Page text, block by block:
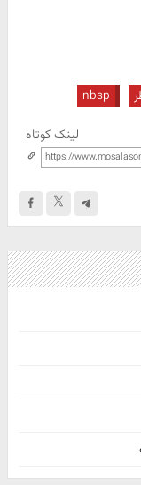
nbsp
لینک کوتاه